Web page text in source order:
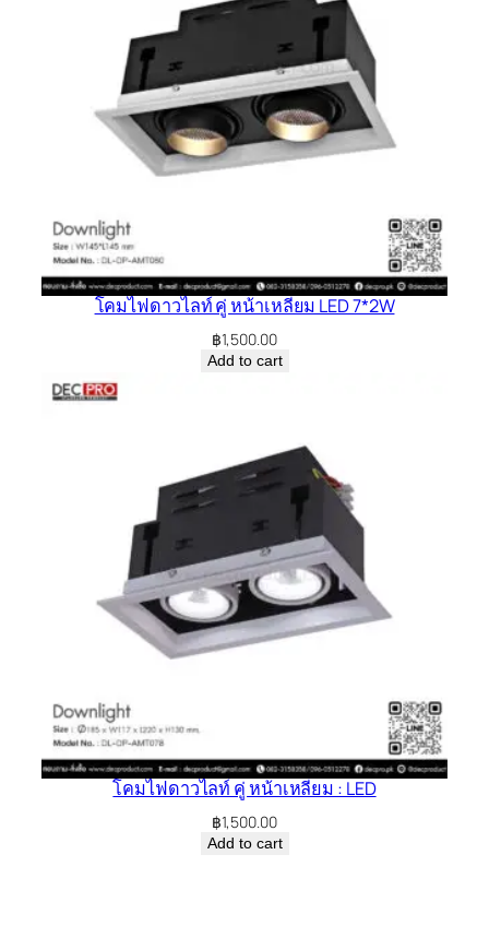
โคมไฟดาวไลท์ คู่ หน้าเหลี่ยม LED 7*2W
฿1,500.00
Add to cart
โคมไฟดาวไลท์ คู่ หน้าเหลี่ยม : LED
฿1,500.00
Add to cart